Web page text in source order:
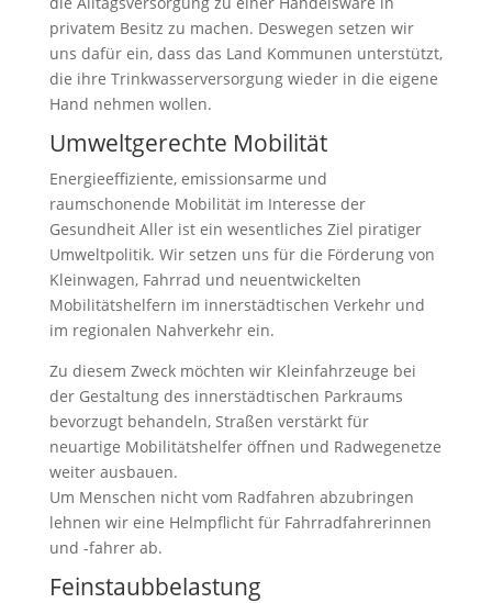
privatem Besitz zu machen. Deswegen setzen wir
uns dafür ein, dass das Land Kommunen unterstützt,
die ihre Trinkwasserversorgung wieder in die eigene
Hand nehmen wollen.
Umweltgerechte Mobilität
Energieeffiziente, emissionsarme und
raumschonende Mobilität im Interesse der
Gesundheit Aller ist ein wesentliches Ziel piratiger
Umweltpolitik. Wir setzen uns für die Förderung von
Kleinwagen, Fahrrad und neuentwickelten
Mobilitätshelfern im innerstädtischen Verkehr und
im regionalen Nahverkehr ein.
Zu diesem Zweck möchten wir Kleinfahrzeuge bei
der Gestaltung des innerstädtischen Parkraums
bevorzugt behandeln, Straßen verstärkt für
neuartige Mobilitätshelfer öffnen und Radwegenetze
weiter ausbauen.
Um Menschen nicht vom Radfahren abzubringen
lehnen wir eine Helmpflicht für Fahrradfahrerinnen
und -fahrer ab.
Feinstaubbelastung